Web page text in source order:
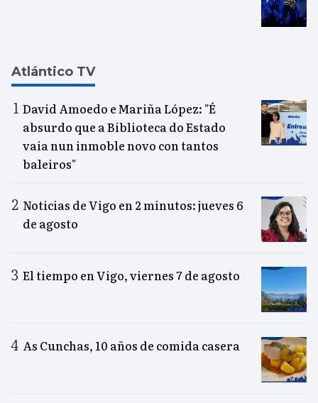
Atlántico TV
David Amoedo e Mariña López: "É
absurdo que a Biblioteca do Estado
vaia nun inmoble novo con tantos
baleiros"
Noticias de Vigo en 2 minutos: jueves 6
de agosto
El tiempo en Vigo, viernes 7 de agosto
As Cunchas, 10 años de comida casera